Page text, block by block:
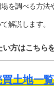
を調べる方法
解説します。
方はこちら
土地一